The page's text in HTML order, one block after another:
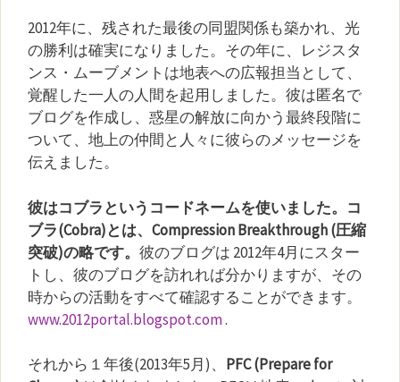
2012年に、残された最後の同盟関係も築かれ、光
の勝利は確実になりました。その年に、レジスタ
ンス・ムーブメントは地表への広報担当として、
覚醒した一人の人間を起用しました。彼は匿名で
ブログを作成し、惑星の解放に向かう最終段階に
ついて、地上の仲間と人々に彼らのメッセージを
伝えました。
彼はコブラというコードネームを使いました。コ
ブラ(Cobra)とは、Compression Breakthrough (圧縮
突破)の略です。 彼のブログは 2012年4月にスター
トし、彼のブログを訪れれば分かりますが、その
時からの活動をすべて確認することができます。
www.2012portal.blogspot.com.
それから１年後(2013年5月)、 PFC (Prepare for